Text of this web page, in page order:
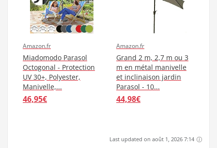
Amazon.fr
Miadomodo Parasol
Octogonal - Protection
UV 30+, Polyester,
Manivelle,...
46,95€
Amazon.fr
Grand 2 m, 2,7 m ou 3
m en métal manivelle
et inclinaison jardin
Parasol - 10...
44,98€
Last updated on août 1, 2026 7:14